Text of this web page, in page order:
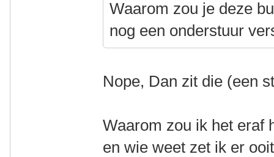
Waarom zou je deze
nog een onderstuur
Nope, Dan zit die (een
Waarom zou ik het
en wie weet zet ik er